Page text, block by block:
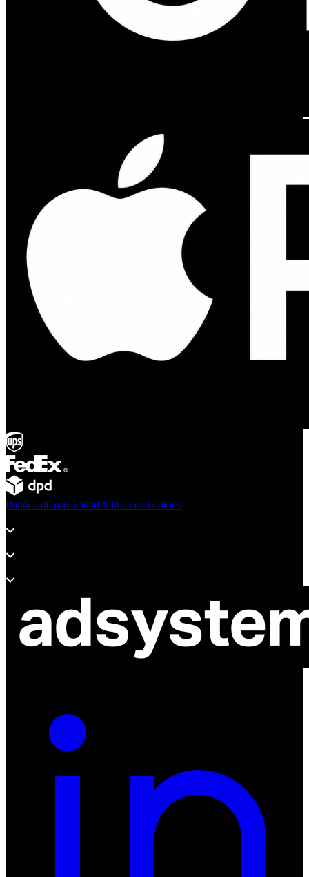
Politica de privacidadPolitica de cookies